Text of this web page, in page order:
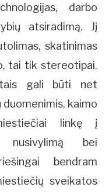
darbo
atsiradimą. Jį
skatinimas
tai tik stereotipai.
gali būti net
kaimo
linkę į
nusivylimą bei
bendram
sveikatos